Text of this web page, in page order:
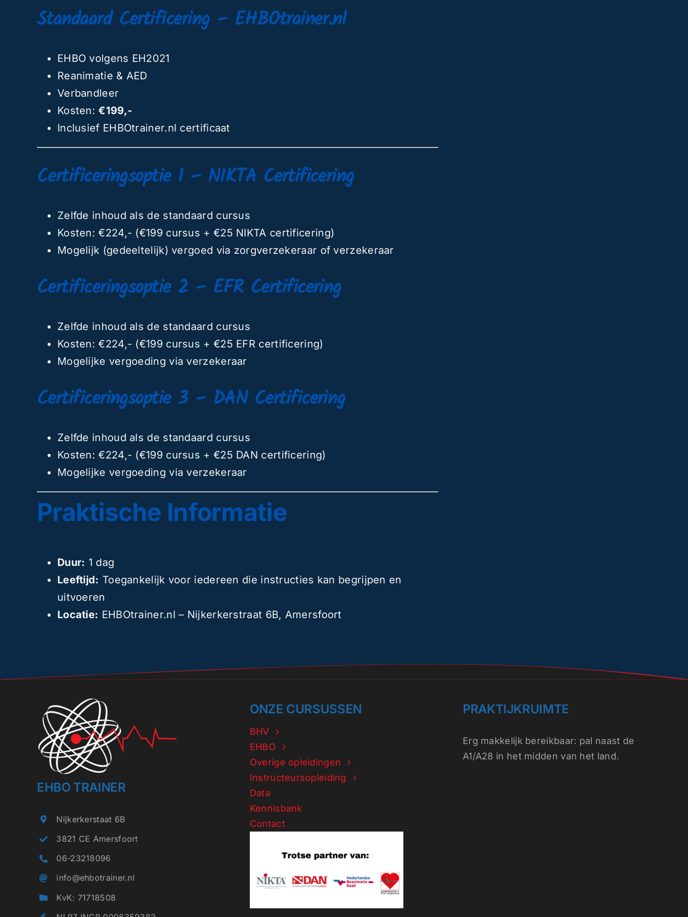
Standaard Certificering – EHBOtrainer.nl
EHBO volgens EH2021
Reanimatie & AED
Verbandleer
Kosten:€199,-
Inclusief EHBOtrainer.nl certificaat
Certificeringsoptie 1 – NIKTA Certificering
Zelfde inhoud als de standaard cursus
Kosten: €224,- (€199 cursus + €25 NIKTA certificering)
Mogelijk (gedeeltelijk) vergoed via zorgverzekeraar of verzekeraar
Certificeringsoptie 2 – EFR Certificering
Zelfde inhoud als de standaard cursus
Kosten: €224,- (€199 cursus + €25 EFR certificering)
Mogelijke vergoeding via verzekeraar
Certificeringsoptie 3 – DAN Certificering
Zelfde inhoud als de standaard cursus
Kosten: €224,- (€199 cursus + €25 DAN certificering)
Mogelijke vergoeding via verzekeraar
Praktische Informatie
Duur: 1 dag
Leeftijd: Toegankelijk voor iedereen die instructies kan begrijpen en
uitvoeren
Locatie: EHBOtrainer.nl – Nijkerkerstraat 6B, Amersfoort
EHBO TRAINER
Nijkerkerstaat 6B
3821 CE Amersfoort
06-23218096
info@ehbotrainer.nl
KvK: 71718508
ONZE CURSUSSEN
BHV
EHBO
Overige opleidingen
Instructeursopleiding
Data
Kennisbank
Contact
PRAKTIJKRUIMTE
Erg makkelijk bereikbaar: pal naast de
A1/A28 in het midden van het land.